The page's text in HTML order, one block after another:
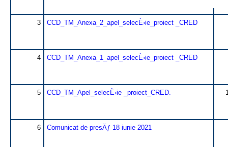
3 CCD_TM_Anexa_2_apel_selecÈ›ie_proiect _CRED
4 CCD_TM_Anexa_1_apel_selecÈ›ie_proiect _CRED
5 CCD_TM_Apel_selecÈ›ie _proiect_CRED.
6 Comunicat de presÄƒ 18 iunie 2021